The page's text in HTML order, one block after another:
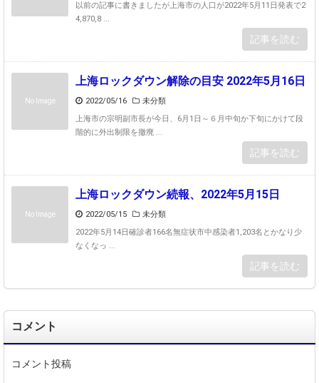
以前の記事に書きましたが上海市の人口が2022年5月11日発表で2
4,870,8 ...
記事を読む
No Image
上海ロックダウン解除の目安 2022年5月16日
2022/05/16
未分類
上海市の宗明副市長が今日、6月1日～６月中旬か下旬にかけて段
階的に外出制限を撤廃 ...
記事を読む
No Image
上海ロックダウン続報、2022年5月15日
2022/05/15
未分類
2022年5月14日確診者166名無症状市中感染者1,203名とかなり少
なくなっ ...
記事を読む
コメント
コメント投稿